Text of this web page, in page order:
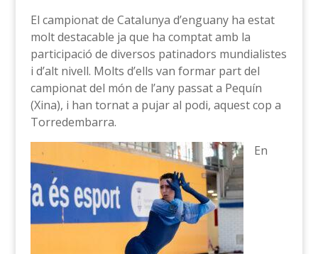
El campionat de Catalunya d’enguany ha estat
molt destacable ja que ha comptat amb la
participació de diversos patinadors mundialistes
i d’alt nivell. Molts d’ells van formar part del
campionat del món de l’any passat a Pequín
(Xina), i han tornat a pujar al podi, aquest cop a
Torredembarra.
En